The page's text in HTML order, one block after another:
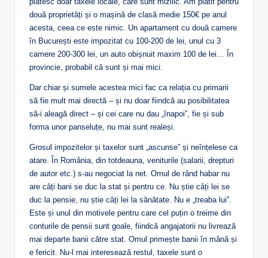
două proprietăți și o mașină de clasă medie 150€ pe anul
acesta, ceea ce este nimic. Un apartament cu două camere
în București este impozitat cu 100-200 de lei, unul cu 3
camere 200-300 lei, un auto obișnuit maxim 100 de lei… În
provincie, probabil că sunt și mai mici.
Dar chiar și sumele acestea mici fac ca relația cu primarii
să fie mult mai directă – și nu doar fiindcă au posibilitatea
să-i aleagă direct – și cei care nu dau „înapoi”, fie și sub
forma unor panseluțe, nu mai sunt realeși.
Grosul impozitelor și taxelor sunt „ascunse” și neînțelese ca
atare. În România, din totdeauna, veniturile (salarii, drepturi
de autor etc.) s-au negociat la net. Omul de rând habar nu
are câți bani se duc la stat și pentru ce. Nu știe câți lei se
duc la pensie, nu știe câți lei la sănătate. Nu e „treaba lui”.
Este și unul din motivele pentru care cel puțin o treime din
conturile de pensii sunt goale, fiindcă angajatorii nu livrează
mai departe banii către stat. Omul primește banii în mână și
e fericit. Nu-l mai interesează restul, taxele sunt o